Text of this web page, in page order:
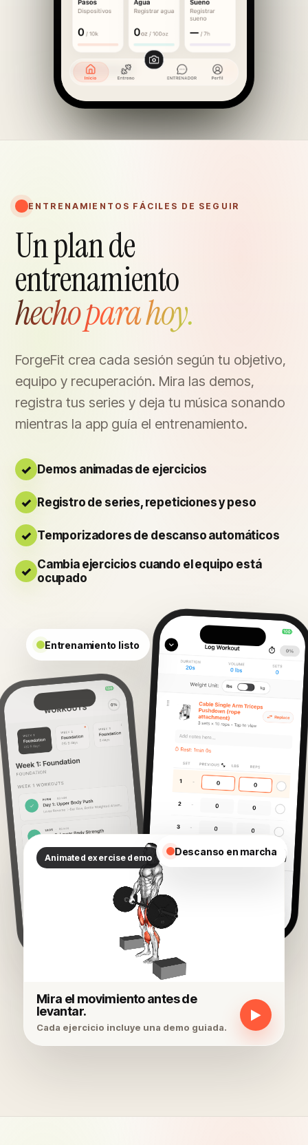
ENTRENAMIENTOS FÁCILES DE SEGUIR
Un plan de
entrenamiento
hecho para hoy.
ForgeFit crea cada sesión según tu objetivo,
equipo y recuperación. Mira las demos,
registra tus series y deja tu música sonando
mientras la app guía el entrenamiento.
Demos animadas de ejercicios
Registro de series, repeticiones y peso
Temporizadores de descanso automáticos
Cambia ejercicios cuando el equipo está
ocupado
Entrenamiento listo
Descanso en marcha
Mira el movimiento antes de
levantar.
Cada ejercicio incluye una demo guiada.
▶